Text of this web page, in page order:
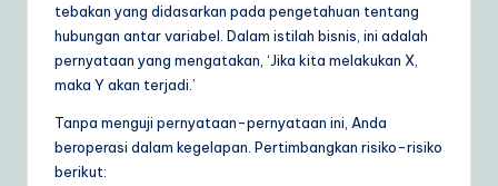
lu
ti
o
tebakan yang didasarkan pada pengetahuan tentang
hubungan antar variabel. Dalam istilah bisnis, ini adalah
pernyataan yang mengatakan, ‘Jika kita melakukan X,
maka Y akan terjadi.’
Tanpa menguji pernyataan-pernyataan ini, Anda
beroperasi dalam kegelapan. Pertimbangkan risiko-risiko
berikut: